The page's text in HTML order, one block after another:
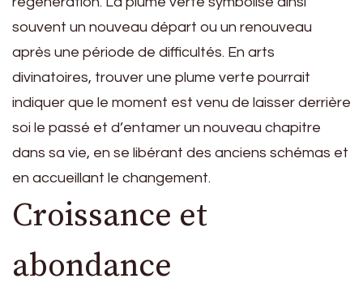
souvent un nouveau départ ou un renouveau
après une période de difficultés. En arts
divinatoires, trouver une plume verte pourrait
indiquer que le moment est venu de laisser derrière
soi le passé et d’entamer un nouveau chapitre
dans sa vie, en se libérant des anciens schémas et
en accueillant le changement.
Croissance et
abondance